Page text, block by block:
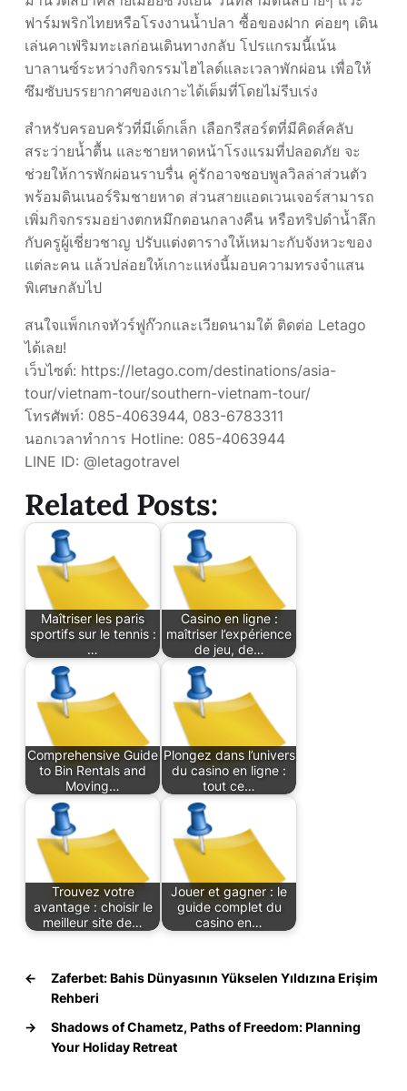
ฟาร์มพริกไทยหรือโรงงานน้ำปลา ซื้อของฝาก ค่อยๆ เดิน
เล่นคาเฟ่ริมทะเลก่อนเดินทางกลับ โปรแกรมนี้เน้น
บาลานซ์ระหว่างกิจกรรมไฮไลต์และเวลาพักผ่อน เพื่อให้
ซึมซับบรรยากาศของเกาะได้เต็มที่โดยไม่รีบเร่ง
สำหรับครอบครัวที่มีเด็กเล็ก เลือกรีสอร์ตที่มีคิดส์คลับ
สระว่ายน้ำตื้น และชายหาดหน้าโรงแรมที่ปลอดภัย จะ
ช่วยให้การพักผ่อนราบรื่น คู่รักอาจชอบพูลวิลล่าส่วนตัว
พร้อมดินเนอร์ริมชายหาด ส่วนสายแอดเวนเจอร์สามารถ
เพิ่มกิจกรรมอย่างตกหมึกตอนกลางคืน หรือทริปดำน้ำลึก
กับครูผู้เชี่ยวชาญ ปรับแต่งตารางให้เหมาะกับจังหวะของ
แต่ละคน แล้วปล่อยให้เกาะแห่งนี้มอบความทรงจำแสน
พิเศษกลับไป
สนใจแพ็กเกจทัวร์ฟูก๊วกและเวียดนามใต้ ติดต่อ Letago
ได้เลย!
เว็บไซต์: https://letago.com/destinations/asia-
tour/vietnam-tour/southern-vietnam-tour/
โทรศัพท์: 085-4063944, 083-6783311
นอกเวลาทำการ Hotline: 085-4063944
LINE ID: @letagotravel
Related Posts:
Maîtriser les paris
sportifs sur le tennis :
…
Casino en ligne :
maîtriser l’expérience
de jeu, de…
Comprehensive Guide
to Bin Rentals and
Moving…
Plongez dans l’univers
du casino en ligne :
tout ce…
Trouvez votre
avantage : choisir le
meilleur site de…
Jouer et gagner : le
guide complet du
casino en…
←
Zaferbet: Bahis Dünyasının Yükselen Yıldızına Erişim
Rehberi
→
Shadows of Chametz, Paths of Freedom: Planning
Your Holiday Retreat